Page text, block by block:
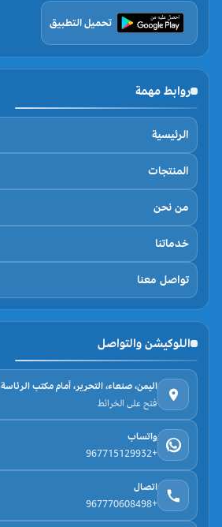
تحميل التطبيق
روابط مهمة
الرئيسية
المنتجات
من نحن
خدماتنا
تواصل معنا
اللوكيشن والتواصل
اليمن، صنعاء، التحرير، أمام مكتب الرئاسة
فتح على الخرائط
واتساب
+967715129932
اتصال
+967770608498